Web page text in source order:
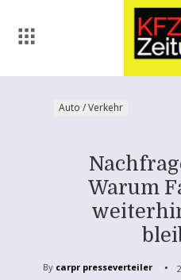
Auto / Verkehr
Warum
By carpr presseverteiler